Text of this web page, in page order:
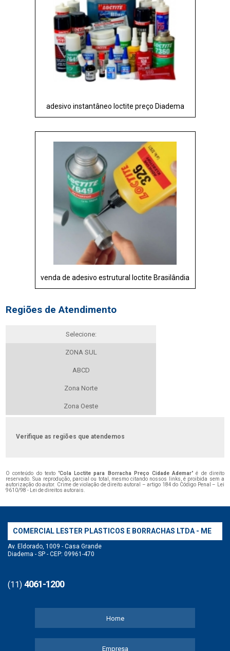
adesivo instantâneo loctite preço Diadema
venda de adesivo estrutural loctite Brasilândia
Regiões de Atendimento
Selecione:
ZONA SUL
ABCD
Zona Norte
Zona Oeste
Verifique as regiões que atendemos
O conteúdo do texto "Cola Loctite para Borracha Preço Cidade Ademar" é de direito
reservado. Sua reprodução, parcial ou total, mesmo citando nossos links, é proibida sem a
autorização do autor. Crime de violação de direito autoral – artigo 184 do Código Penal –
Lei
9610/98 - Lei de direitos autorais
COMERCIAL LESTER PLASTICOS E BORRACHAS LTDA - ME
Av. Eldorado, 1009 - Casa Grande
Diadema - SP - CEP: 09961-470
(11) 4061-1200
Home
Empresa